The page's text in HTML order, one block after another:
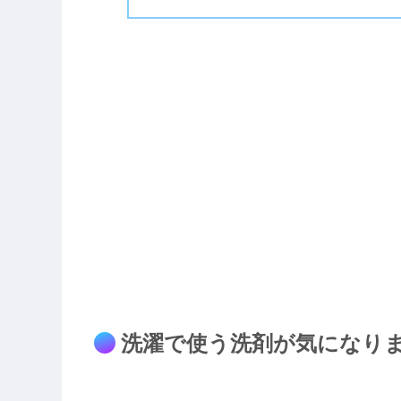
洗濯で使う洗剤が気になり